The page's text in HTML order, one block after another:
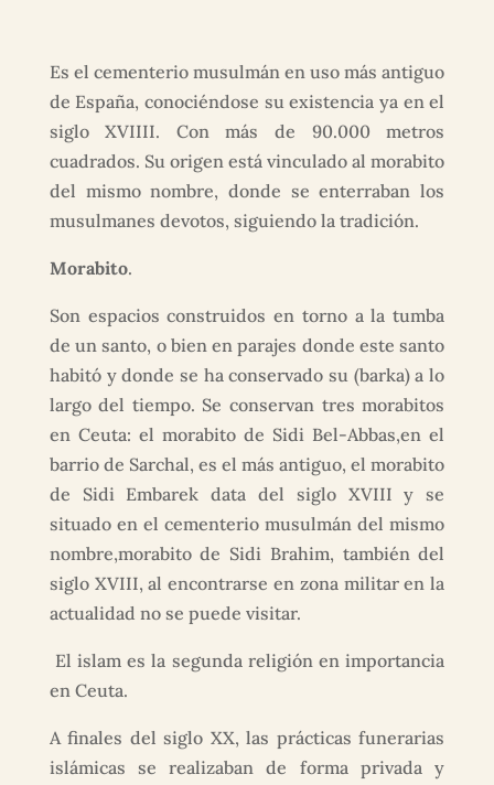
Es el cementerio musulmán en uso más antiguo
de España, conociéndose su existencia ya en el
siglo XVIIII. Con más de 90.000 metros
cuadrados. Su origen está vinculado al morabito
del mismo nombre, donde se enterraban los
musulmanes devotos, siguiendo la tradición.
Morabito.
Son espacios construidos en torno a la tumba
de un santo, o bien en parajes donde este santo
habitó y donde se ha conservado su (barka) a lo
largo del tiempo. Se conservan tres morabitos
en Ceuta: el morabito de Sidi Bel-Abbas,en el
barrio de Sarchal, es el más antiguo, el morabito
de Sidi Embarek data del siglo XVIII y se
situado en el cementerio musulmán del mismo
nombre,morabito de Sidi Brahim, también del
siglo XVIII, al encontrarse en zona militar en la
actualidad no se puede visitar.
El islam es la segunda religión en importancia
en Ceuta.
A finales del siglo XX, las prácticas funerarias
islámicas se realizaban de forma privada y